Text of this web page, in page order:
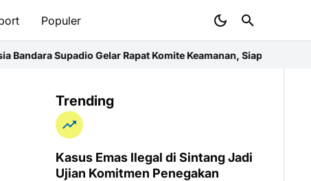
Populer
Rapat Komite Keamanan, Siapkan Latihan Terpadu
Trending
Kasus Emas Ilegal di Sintang Jadi
Ujian Komitmen Penegakan